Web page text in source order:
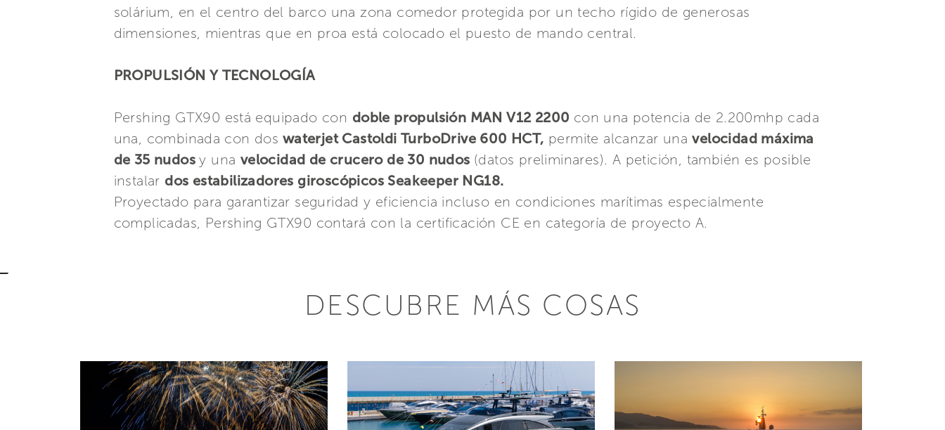
solárium, en el centro del barco una zona comedor protegida por un techo rígido de generosas
dimensiones, mientras que en proa está colocado el puesto de mando central.
PROPULSIÓN Y TECNOLOGÍA
Pershing GTX90 está equipado con doble propulsión MAN V12 2200 con una potencia de 2.200mhp cada
una, combinada con dos waterjet Castoldi TurboDrive 600 HCT, permite alcanzar unavelocidad máxima
de 35 nudosy una velocidad de crucero de 30 nudos (datos preliminares). A petición, también es posible
instalar dos estabilizadores giroscópicos Seakeeper NG18.
Proyectado para garantizar seguridad y eficiencia incluso en condiciones marítimas especialmente
complicadas, Pershing GTX90 contará con la certificación CE en categoría de proyecto A.
DESCUBRE MÁS COSAS